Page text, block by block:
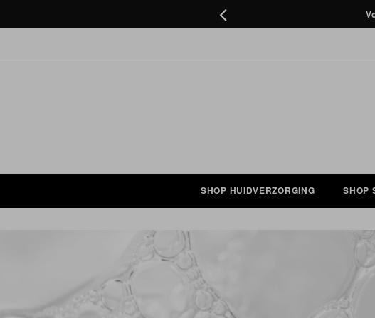
DE
SHOP HUIDVERZORGING SHOP